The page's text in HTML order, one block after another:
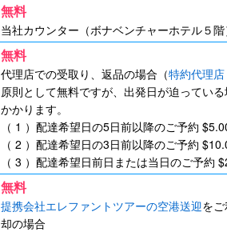
無料
当社カウンター（ボナベンチャーホテル５
無料
代理店での受取り、返品の場合（特約代理
原則として無料ですが、出発日が迫ってい
かかります。
（ 1 ）配達希望日の5日前以降のご予約
（ 2 ）配達希望日の3日前以降のご予約
（ 3 ）配達希望日前日または当日のご予約
無料
提携会社エレファントツアーの空港送迎を
却の場合